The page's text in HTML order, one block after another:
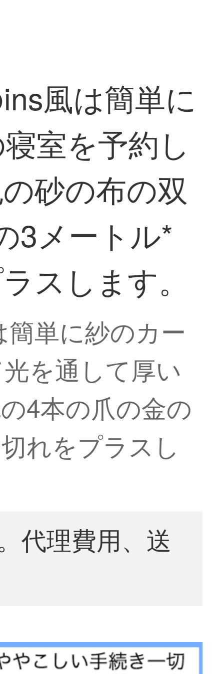
風は簡単に
室を予約し
砂の布の双
3メートル*
スします。
単に紗のカー
を通して厚い
4本の爪の金の
れをプラスし
代理費用、送